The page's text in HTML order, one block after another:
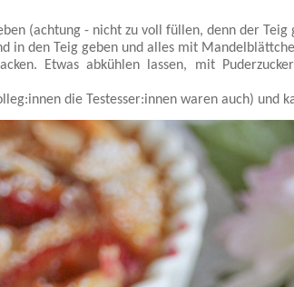
(achtung - nicht zu voll füllen, denn der Teig
in den Teig geben und alles mit
Etwas abkühlen lassen, mit
die Testesser:innen waren auch) und